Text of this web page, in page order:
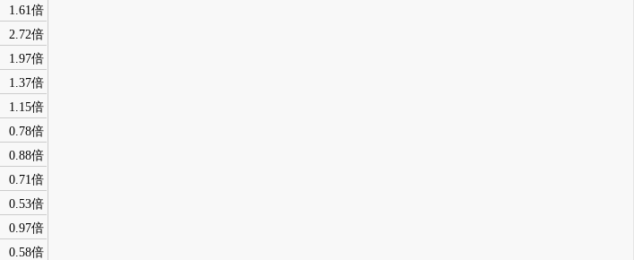
1.61倍
2.72倍
1.97倍
1.37倍
1.15倍
0.78倍
0.88倍
0.71倍
0.53倍
0.97倍
0.58倍